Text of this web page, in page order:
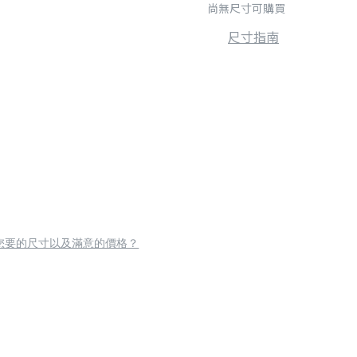
尚無尺寸可購買
尺寸指南
要的尺寸以及滿意的價格？